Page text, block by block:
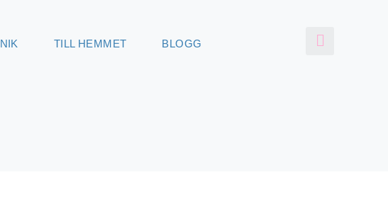
TILL HEMMET BLOGG